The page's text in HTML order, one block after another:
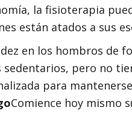
la fisioterapia
están atados a sus
en los hombros de
pero no
para
Comience hoy mismo